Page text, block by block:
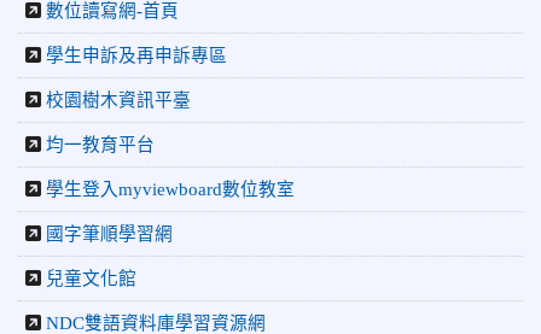
數位讀寫網-首頁
學生申訴及再申訴專區
校園樹木資訊平臺
均一教育平台
學生登入myviewboard數位教室
國字筆順學習網
兒童文化館
NDC雙語資料庫學習資源網